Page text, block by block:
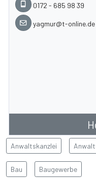
0172 - 685 98 39
yagmur@t-online.de
Anwaltskanzlei
Bau Baugewerbe